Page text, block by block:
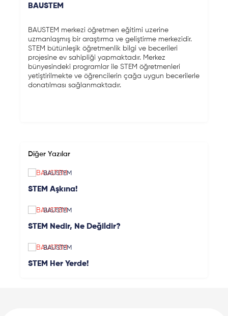
BAUSTEM
BAUSTEM merkezi öğretmen eğitimi uzerine
uzmanlaşmış bir araştırma ve geliştirme merkezidir.
STEM bütünleşik öğretmenlik bilgi ve becerileri
projesine ev sahipliği yapmaktadır. Merkez
bünyesindeki programlar ile STEM öğretmenleri
yetiştirilmekte ve öğrencilerin çağa uygun becerilerle
donatılması sağlanmaktadır.
Diğer Yazılar
BAUSTEM
STEM Aşkına!
BAUSTEM
STEM Nedir, Ne Değildir?
BAUSTEM
STEM Her Yerde!